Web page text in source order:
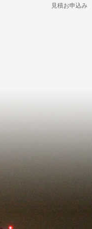
見積お申込み